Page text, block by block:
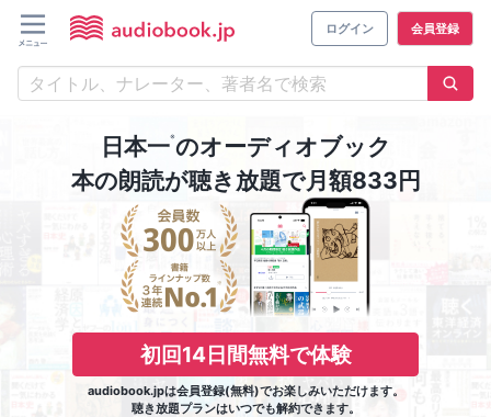
ログイン 会員登録
日本一※のオーディオブック
本の朗読が聴き放題で月額833円
初回14日間無料で体験
audiobook.jpは会員登録(無料)でお楽しみいただけます。
聴き放題プランはいつでも解約できます。